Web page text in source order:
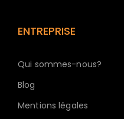
ENTREPRISE
Qui sommes-nous?
Blog
Mentions légales